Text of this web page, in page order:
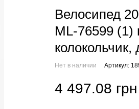
Велосипед
ML-76599 (1)
Нет в наличии Артикул:
4 497.08 грн